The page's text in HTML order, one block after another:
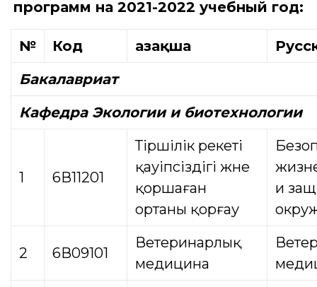
программ на 2021-2022 учебный год:
№ Код Қазақша
Бакалавриат
Кафедра Экологии и биотехнологии
1 6В11201
Тіршілік әрекеті
қауіпсіздігі және
қоршаған
ортаны қорғау
и
2 6В09101
Ветеринарлық
медицина